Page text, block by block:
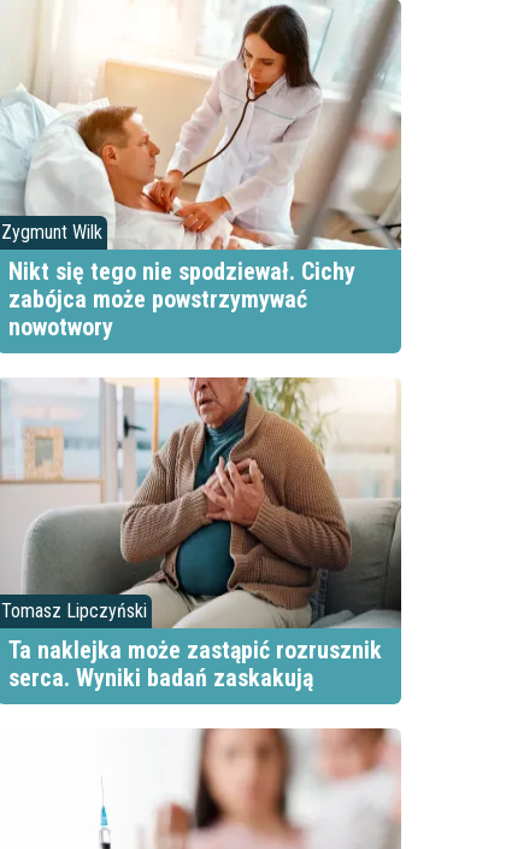
Zygmunt Wilk
Nikt się tego nie spodziewał. Cichy
zabójca może powstrzymywać
nowotwory
Tomasz Lipczyński
Ta naklejka może zastąpić rozrusznik
serca. Wyniki badań zaskakują